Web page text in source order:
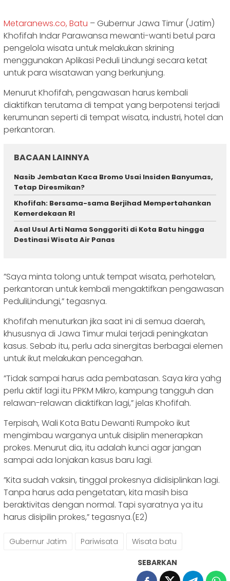
Metaranews.co, Batu – Gubernur Jawa Timur (Jatim)
Khofifah Indar Parawansa mewanti-wanti betul para
pengelola wisata untuk melakukan skrining
menggunakan Aplikasi Peduli Lindungi secara ketat
untuk para wisatawan yang berkunjung.
Menurut Khofifah, pengawasan harus kembali
diaktifkan terutama di tempat yang berpotensi terjadi
kerumunan seperti di tempat wisata, industri, hotel dan
perkantoran.
BACAAN LAINNYA
Nasib Jembatan Kaca Bromo Usai Insiden Banyumas,
Tetap Diresmikan?
Khofifah: Bersama-sama Berjihad Mempertahankan
Kemerdekaan RI
Asal Usul Arti Nama Songgoriti di Kota Batu hingga
Destinasi Wisata Air Panas
”Saya minta tolong untuk tempat wisata, perhotelan,
perkantoran untuk kembali mengaktifkan pengawasan
PeduliLindungi,” tegasnya.
Khofifah menuturkan jika saat ini di semua daerah,
khususnya di Jawa Timur mulai terjadi peningkatan
kasus. Sebab itu, perlu ada sinergitas berbagai elemen
untuk ikut melakukan pencegahan.
”Tidak sampai harus ada pembatasan. Saya kira yahg
perlu aktif lagi itu PPKM Mikro, kampung tangguh dan
relawan-relawan diaktifkan lagi,” jelas Khofifah.
Terpisah, Wali Kota Batu Dewanti Rumpoko ikut
mengimbau warganya untuk disiplin menerapkan
prokes. Menurut dia, itu adalah kunci agar jangan
sampai ada lonjakan kasus baru lagi.
”Kita sudah vaksin, tinggal prokesnya didisiplinkan lagi.
Tanpa harus ada pengetatan, kita masih bisa
beraktivitas dengan normal. Tapi syaratnya ya itu
harus disipilin prokes,” tegasnya.(E2)
Gubernur Jatim Pariwisata Wisata batu
SEBARKAN